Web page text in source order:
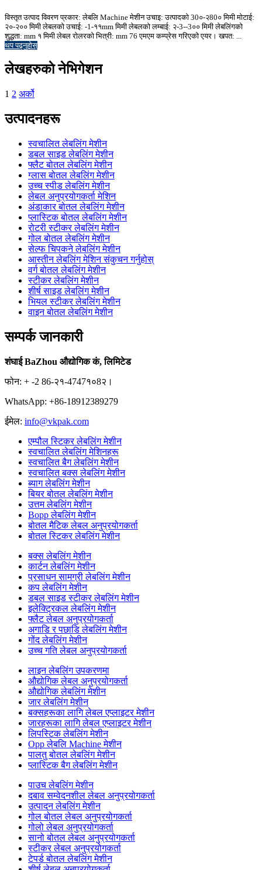
विस्तृत उत्पाद विवरण प्रकार: लेबलि Machine मेशीन उचाइ: उत्पादको 30०-२80० मिमी मोटाई:
२०-२०० मिमी लेबलको उचाई: -1-११mm मिमी लेबलको लम्बाई: २-3--3०० मिमी लेबलिंगको
शुद्धता: mm १ मिमी लेबल रोलरको भित्री: mm 76 एमएम कम्प्रेस गरिएको एयर। खपत: ...
थप पढ्नुहोस्
लेखहरुकाे नेभिगेशन
1 2 अर्को
उत्पादनहरू
स्वचालित लेबलिंग मेशीन
डबल साइड लेबलिंग मेशीन
फ्लैट बोतल लेबलिंग मेशीन
ग्लास बोतल लेबलिंग मेशीन
उच्च स्पीड लेबलिंग मेशीन
लेबल अनुप्रयोगकर्ता मेशिन
अंडाकार बोतल लेबलिंग मेशीन
प्लास्टिक बोतल लेबलिंग मेशीन
रोटरी स्टीकर लेबलिंग मेशीन
गोल बोतल लेबलिंग मेशीन
सेल्फ चिपकने लेबलिंग मेशीन
आस्तीन लेबलिंग मेशिन संकुचन गर्नुहोस्
वर्ग बोतल लेबलिंग मेशीन
स्टीकर लेबलिंग मेशीन
शीर्ष साइड लेबलिंग मेशीन
भियल स्टीकर लेबलिंग मेशीन
वाइन बोतल लेबलिंग मेशीन
सम्पर्क जानकारी
शंघाई BaZhou औद्योगिक कं, लिमिटेड
फोन: + -2 86-२१-4747१०8२।
WhatsApp: +86-18912389279
ईमेल: info@vkpak.com
एम्पौल स्टिकर लेबलिंग मेशीन
स्वचालित लेबलिंग मेशिनहरू
स्वचालित बैग लेबलिंग मेशीन
स्वचालित बक्स लेबलिंग मेशीन
ब्याग लेबलिंग मेशीन
बियर बोतल लेबलिंग मेशीन
उत्तम लेबलिंग मेशीन
Bopp लेबलिंग मेशीन
बोतल मैटिक लेबल अनुप्रयोगकर्ता
बोतल स्टिकर लेबलिंग मेशीन
बक्स लेबलिंग मेशीन
कार्टन लेबलिंग मेशीन
प्रसाधन सामग्री लेबलिंग मेशीन
कप लेबलिंग मेशीन
डबल साइड स्टीकर लेबलिंग मेशीन
इलेक्ट्रिकल लेबलिंग मेशीन
फ्लैट लेबल अनुप्रयोगकर्ता
अगाडि र पछाडि लेबलिंग मेशीन
गोंद लेबलिंग मेशीन
उच्च गति लेबल अनुप्रयोगकर्ता
लाइन लेबलिंग उपकरणमा
औद्योगिक लेबल अनुप्रयोगकर्ता
औद्योगिक लेबलिंग मेशीन
जार लेबलिंग मेशीन
बक्सहरूका लागि लेबल एप्लाइटर मेशीन
जारहरूका लागि लेबल एप्लाइटर मेशीन
लिपस्टिक लेबलिंग मेशीन
Opp लेबलि Machine मेशीन
पालतु बोतल लेबलिंग मेशीन
प्लास्टिक बैग लेबलिंग मेशीन
पाउच लेबलिंग मेशीन
दबाव सम्वेदनशील लेबल अनुप्रयोगकर्ता
उत्पादन लेबलिंग मेशीन
गोल बोतल लेबल अनुप्रयोगकर्ता
गोलो लेबल अनुप्रयोगकर्ता
सानो बोतल लेबल अनुप्रयोगकर्ता
स्टीकर लेबल अनुप्रयोगकर्ता
टेपर्ड बोतल लेबलिंग मेशीन